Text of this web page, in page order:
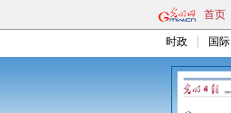
首页
时政 国际